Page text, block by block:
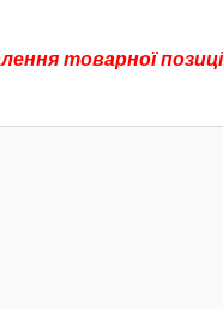
товарної